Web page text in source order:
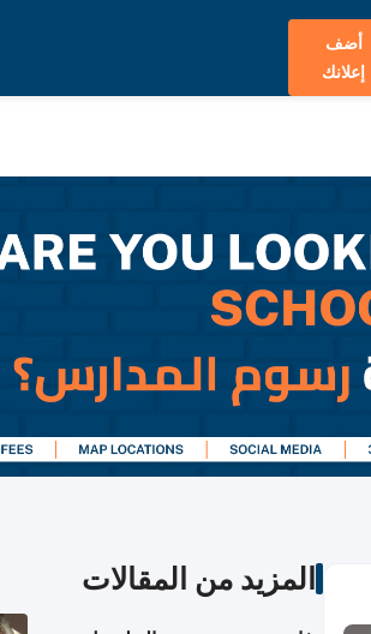
أضف
إعلانك
المزيد من المقالات